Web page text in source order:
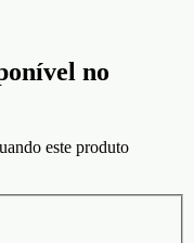
no
este produto